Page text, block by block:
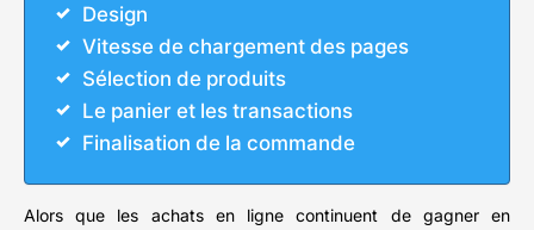
Design
Vitesse de chargement des pages
Sélection de produits
Le panier et les transactions
Finalisation de la commande
Alors que les achats en ligne continuent de gagner en